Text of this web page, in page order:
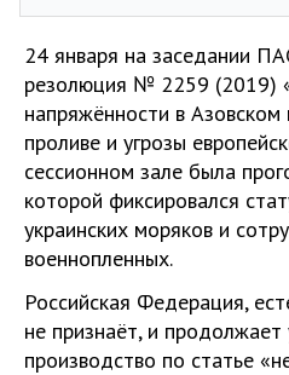
24 января на заседании
резолюция № 2259 (2019)
напряжённости в
проливе и угрозы
сессионном зале была
которой фиксировался
украинских моряков и
военнопленных.
Российская Федерация,
не признаёт, и продолжает
производство по статье